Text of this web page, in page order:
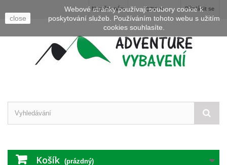
Přihlásit se
CZK
Napište nám
Košík (prázdný)
close
Webové stránky používají soubory cookie k
poskytování služeb. Používáním tohoto webu s užitím
cookies souhlasíte.